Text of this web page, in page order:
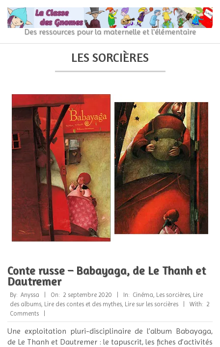
content
La
gnomes
Des ressources pour la maternelle et l'élémentaire
LES SORCIÈRES
Conte russe – Babayaga, de Le Thanh et
Dautremer
2020-
09-
02
By: Anyssa On: 2 septembre 2020 In: Cinéma Les sorcières Lire
des albums Lire des contes et des mythes Lire sur les sorcières With: 2
Comments
Une exploitation pluri-disciplinaire de l’album Babayaga,
de Le Thanh et Dautremer : le tapuscrit, les fiches d’activités